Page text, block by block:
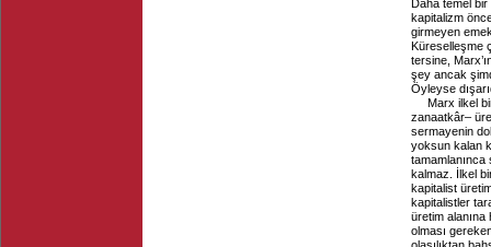
Daha temel
kapitalizm
girmeyen
Küreselleşme
tersine,
şey ancak
Öyleyse
Marx ilkel
zanaatkâr–
sermayenin
yoksun kalan
kalmaz. İlkel
kapitalist
kapitalistler
üretim
olması